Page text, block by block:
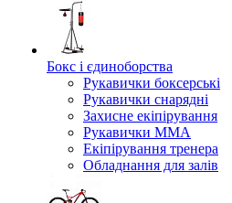
Бокс і єдиноборства
Рукавички боксерські
Рукавички снарядні
Захисне екіпірування
Рукавички ММА
Екіпірування тренера
Обладнання для залів